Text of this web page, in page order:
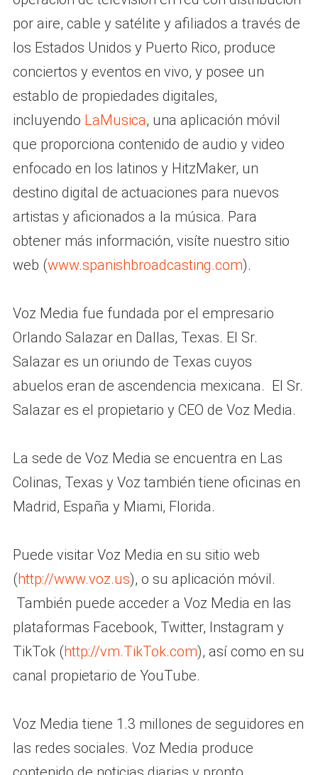
por aire, cable y satélite y afiliados a través de
los Estados Unidos y Puerto Rico, produce
conciertos y eventos en vivo, y posee un
establo de propiedades digitales,
incluyendo LaMusica, una aplicación móvil
que proporciona contenido de audio y video
enfocado en los latinos y HitzMaker, un
destino digital de actuaciones para nuevos
artistas y aficionados a la música. Para
obtener más información, visíte nuestro sitio
web (www.spanishbroadcasting.com).
Voz Media fue fundada por el empresario
Orlando Salazar en Dallas, Texas. El Sr.
Salazar es un oriundo de Texas cuyos
abuelos eran de ascendencia mexicana. El Sr.
Salazar es el propietario y CEO de Voz Media.
La sede de Voz Media se encuentra en Las
Colinas, Texas y Voz también tiene oficinas en
Madrid, España y Miami, Florida.
Puede visitar Voz Media en su sitio web
(http://www.voz.us), o su aplicación móvil.
También puede acceder a Voz Media en las
plataformas Facebook, Twitter, Instagram y
TikTok (http://vm.TikTok.com), así como en su
canal propietario de YouTube.
Voz Media tiene 1.3 millones de seguidores en
las redes sociales. Voz Media produce